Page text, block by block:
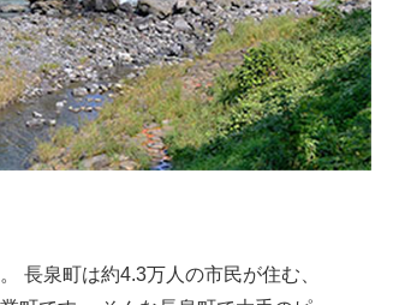
長泉町は約4.3万人の市民が住む、